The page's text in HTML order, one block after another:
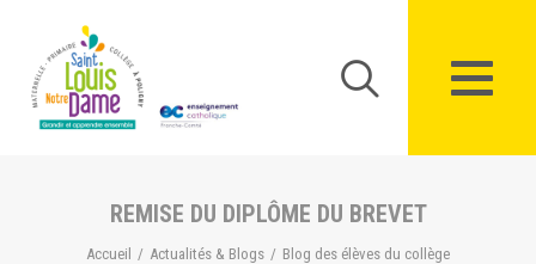
REMISE DU DIPLÔME DU BREVET
Accueil Actualités & Blogs
Blog des élèves du collège